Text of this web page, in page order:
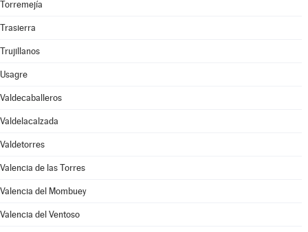
Torremejía
Trasierra
Trujillanos
Usagre
Valdecaballeros
Valdelacalzada
Valdetorres
Valencia de las Torres
Valencia del Mombuey
Valencia del Ventoso